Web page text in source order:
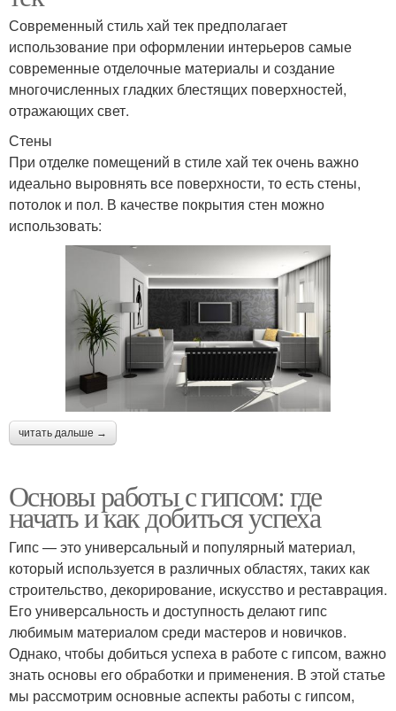
Современный стиль хай тек предполагает
использование при оформлении интерьеров самые
современные отделочные материалы и создание
многочисленных гладких блестящих поверхностей,
отражающих свет.
Стены
При отделке помещений в стиле хай тек очень важно
идеально выровнять все поверхности, то есть стены,
потолок и пол. В качестве покрытия стен можно
использовать:
читать дальше →
Основы работы с гипсом: где
начать и как добиться успеха
Гипс — это универсальный и популярный материал,
который используется в различных областях, таких как
строительство, декорирование, искусство и реставрация.
Его универсальность и доступность делают гипс
любимым материалом среди мастеров и новичков.
Однако, чтобы добиться успеха в работе с гипсом, важно
знать основы его обработки и применения. В этой статье
мы рассмотрим основные аспекты работы с гипсом,